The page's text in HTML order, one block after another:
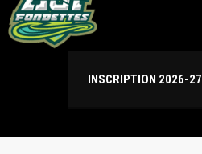
INSCRIPTION 2026-27